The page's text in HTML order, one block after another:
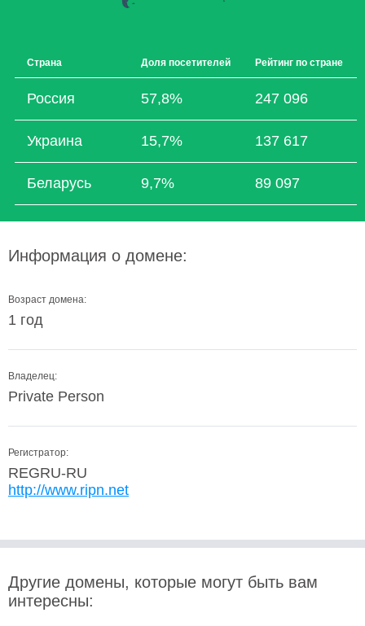
Страна Доля посетителей Рейтинг по стране
Россия 57,8% 247 096
Украина 15,7% 137 617
Беларусь 9,7% 89 097
Информация о домене:
Возраст домена:
1 год
Владелец:
Private Person
Регистратор:
REGRU-RU
http://www.ripn.net
Другие домены, которые могут быть вам
интересны: